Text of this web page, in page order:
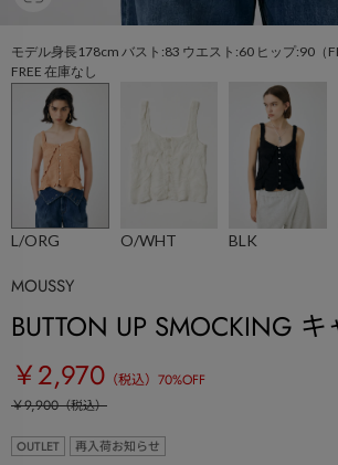
モデル身長178cm バスト:83 ウエスト:60 ヒップ:90（
FREE 在庫なし
L/ORG O/WHT BLK
MOUSSY
BUTTON UP SMOCKING キ
￥2,970 （税込） 70%OFF
￥9,900（税込）
OUTLET 再入荷お知らせ